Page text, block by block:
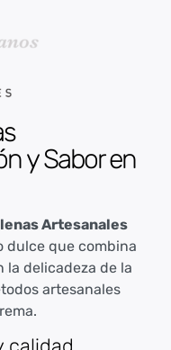
y Sabor en
Artesanales
dulce que combina
la delicadeza de la
artesanales